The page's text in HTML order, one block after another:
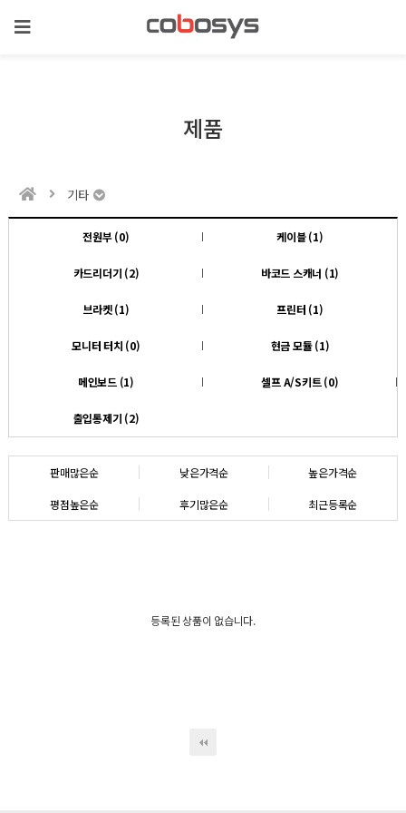
제품
기타
전원부 (0) 케이블 (1)
카드리더기 (2) 바코드 스캐너 (1)
브라켓 (1) 프린터 (1)
모니터 터치 (0) 현금 모듈 (1)
메인보드 (1) 셀프 A/S키트 (0)
출입통제기 (2)
판매많은순 낮은가격순 높은가격순
평점높은순 후기많은순 최근등록순
등록된 상품이 없습니다.